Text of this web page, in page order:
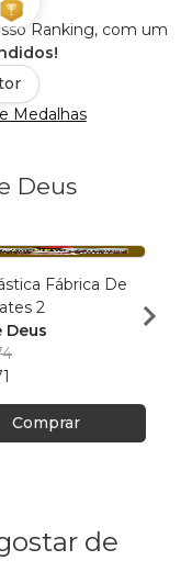
Ranking, com um
Medalhas
Deus
Fábrica De
2
Deus
Comprar
Eric
de